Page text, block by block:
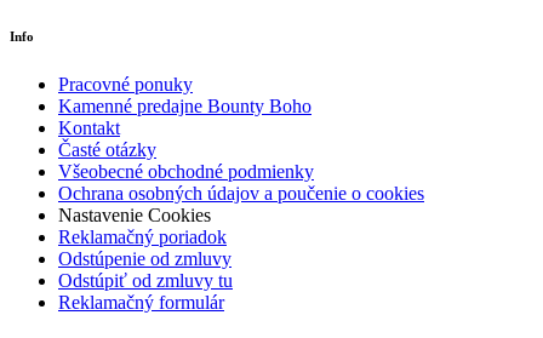
Info
Pracovné ponuky
Kamenné predajne Bounty Boho
Kontakt
Časté otázky
Všeobecné obchodné podmienky
Ochrana osobných údajov a poučenie o cookies
Nastavenie Cookies
Reklamačný poriadok
Odstúpenie od zmluvy
Odstúpiť od zmluvy tu
Reklamačný formulár